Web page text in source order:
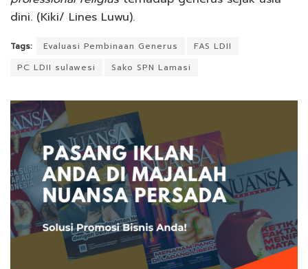
dini. (Kiki/ Lines Luwu).
Tags: Evaluasi Pembinaan Generus
FAS LDII
PC LDII sulawesi
Sako SPN Lamasi